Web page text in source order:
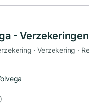
-
· Verzekering ·